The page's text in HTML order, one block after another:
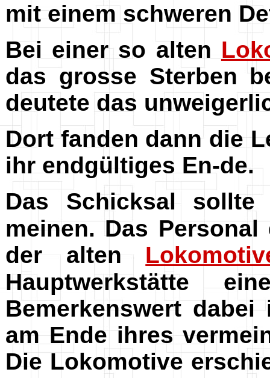
mit einem schweren
Bei einer so alten
das grosse Sterben
deutete das
Dort fanden dann die
ihr endgültiges En-de.
Das Schicksal
meinen. Das
der alten
Hauptwerkstätte
Bemerkenswert
am Ende ihres
Die Lokomotive